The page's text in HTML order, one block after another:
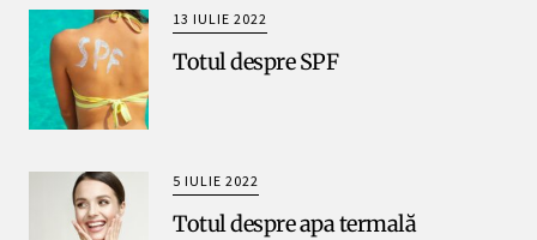
13 IULIE 2022
Totul despre SPF
5 IULIE 2022
Totul despre apa termală